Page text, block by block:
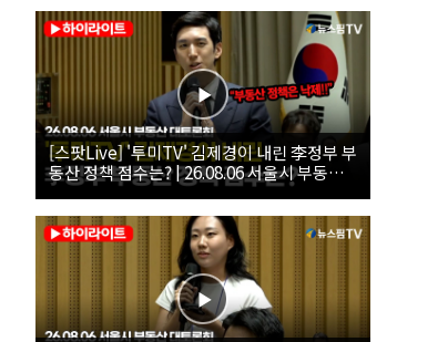
[스팟Live] '투미TV' 김제경이 내린 李정부 부
동산 정책 점수는? | 26.08.06 서울시 부동산
대토론회